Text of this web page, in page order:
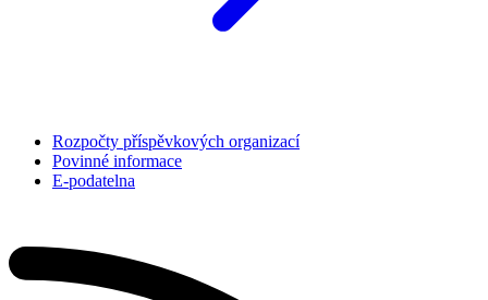
Rozpočty příspěvkových organizací
Povinné informace
E-podatelna